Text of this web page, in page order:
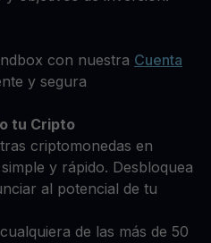
con nuestra Cuenta
y segura
tu Cripto
criptomonedas en
y rápido. Desbloquea
al potencial de tu
de las más de 50